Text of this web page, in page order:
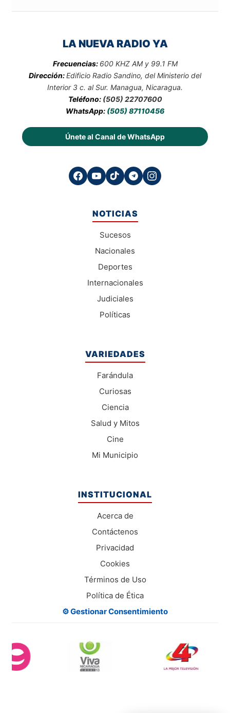
LA NUEVA RADIO YA
Frecuencias: 600 KHZ AM y 99.1 FM
Dirección:Edificio Radio Sandino, del Ministerio del
Interior 3 c. al Sur. Managua, Nicaragua.
Teléfono: (505) 22707600
WhatsApp: (505) 87110456
Únete al Canal de WhatsApp
NOTICIAS
Sucesos
Nacionales
Deportes
Internacionales
Judiciales
Políticas
VARIEDADES
Farándula
Curiosas
Ciencia
Salud y Mitos
Cine
Mi Municipio
INSTITUCIONAL
Acerca de
Contáctenos
Privacidad
Cookies
Términos de Uso
Política de Ética
⚙️ Gestionar Consentimiento